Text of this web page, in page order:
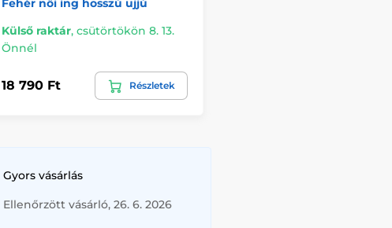
Fehér női ing hosszú ujjú
Külső raktár, csütörtökön 8. 13.
Önnél
18 790 Ft Részletek
Gyors vásárlás
Ellenőrzött vásárló, 26. 6. 2026